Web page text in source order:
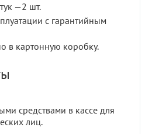
—2 шт.
с гарантийным
в картонную коробку.
средствами в кассе для
лиц.